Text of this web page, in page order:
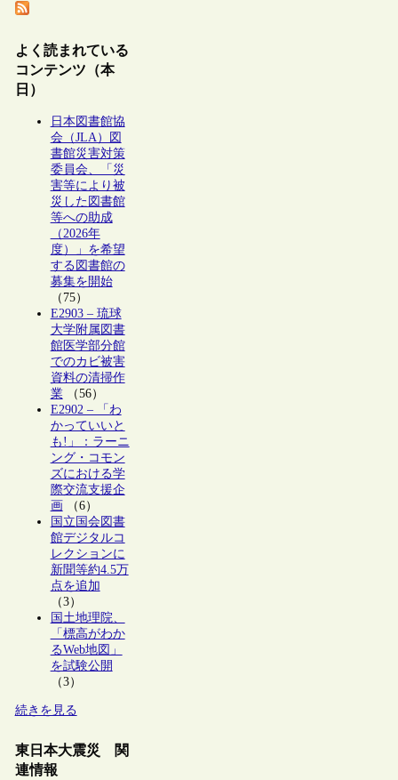
よく読まれている
コンテンツ（本
日）
日本図書館協
会（JLA）図
書館災害対策
委員会、「災
害等により被
災した図書館
等への助成
（2026年
度）」を希望
する図書館の
募集を開始
（75）
E2903 – 琉球
大学附属図書
館医学部分館
でのカビ被害
資料の清掃作
業（56）
E2902 – 「わ
かっていいと
も!」：ラーニ
ング・コモン
ズにおける学
際交流支援企
画 （6）
国立国会図書
館デジタルコ
レクションに
新聞等約4.5万
点を追加
（3）
国土地理院、
「標高がわか
るWeb地図」
を試験公開
（3）
続きを見る
東日本大震災 関
連情報